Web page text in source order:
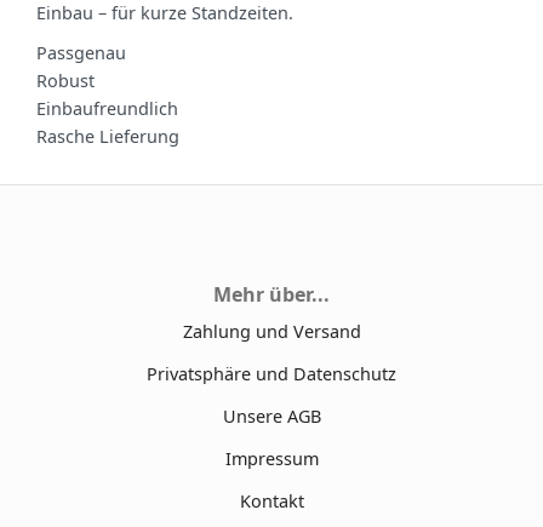
Einbau – für kurze Standzeiten.
Passgenau
Robust
Einbaufreundlich
Rasche Lieferung
Mehr über...
Zahlung und Versand
Privatsphäre und Datenschutz
Unsere AGB
Impressum
Kontakt